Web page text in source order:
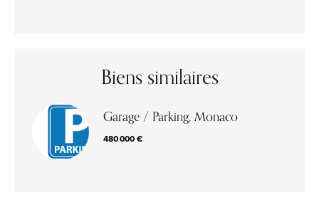
Biens similaires
Garage / Parking, Monaco
480 000 €